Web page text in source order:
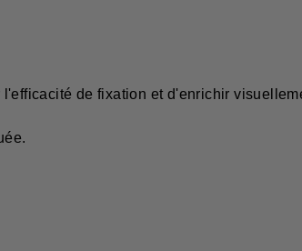
de fixation et d'enrichir